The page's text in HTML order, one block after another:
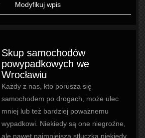
Modyfikuj wpis
Skup samochodów
powypadkowych we
Wrocławiu
Każdy z nas, kto porusza się
samochodem po drogach, może ulec
mniej lub też bardziej poważnemu
wypadkowi. Niekiedy są one niegroźne,
ale nawet najmniejsza stłuczka niekiedy